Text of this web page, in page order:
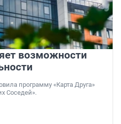
возможности
программу «Карта Друга»
Соседей».